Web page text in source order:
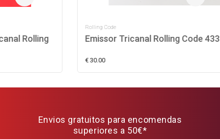
Emissor Tricanal Rolling Code 433MHz
Envios gratuitos para encomendas
superiores a 50€*